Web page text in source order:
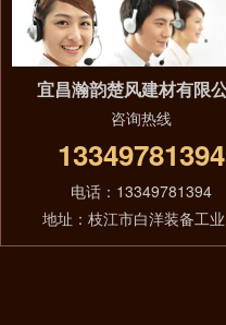
宜昌瀚韵楚风建材有限
咨询热线
13349781394
电话：13349781394
地址：枝江市白洋装备工